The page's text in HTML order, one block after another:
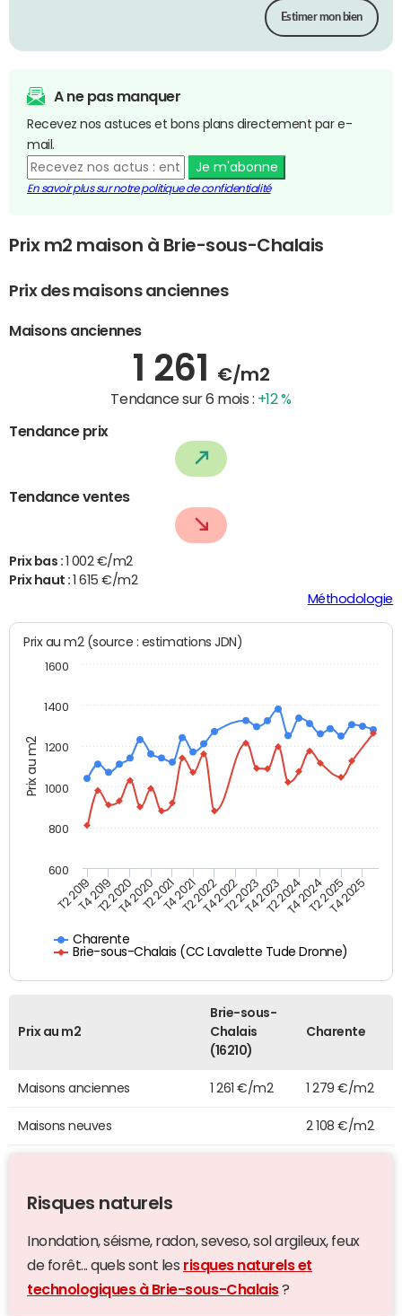
Estimer mon bien
A ne pas manquer
Recevez nos astuces et bons plans directement par e-
mail.
Je m'abonne
En savoir plus sur notre politique de confidentialité
Prix m2 maison à Brie-sous-Chalais
Prix des maisons anciennes
Maisons anciennes
1 261 €/m2
Tendance sur 6 mois : +12 %
Tendance prix
Tendance ventes
Prix bas :
1 002 €/m2
Prix haut :
1 615 €/m2
Méthodologie
Prix au m2
Prix au m2 (source : estimations JDN)
Charente
Brie-sous-Chalais (CC Lavalette Tude Dronne)
T2 2019T4 2019T2 2020T4 2020T2 2021T4 2021T2 2022T4 2022T2 2023T4 2023T2 2024T4 2024T2 2025T4 2025
600
800
1000
1200
1400
1600
Prix au m2
Brie-sous-
Chalais
(16210)
Charente
Maisons anciennes 1 261 €/m2 1 279 €/m2
Maisons neuves 2 108 €/m2
Risques naturels
Inondation, séisme, radon, seveso, sol argileux, feux
de forêt... quels sont les risques naturels et
technologiques à Brie-sous-Chalais?